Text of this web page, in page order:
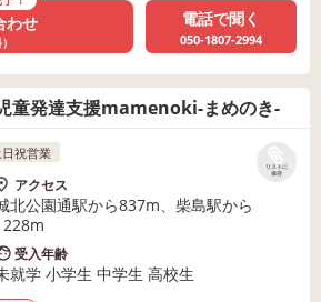
わせ 電話で聞く
050-1807-2994
童発達支援mamenoki-まめのき-
リストに
保存
祝営業
アクセス
北公園通駅から837m、柴島駅から
受入年齢
就学 小学生 中学生 高校生